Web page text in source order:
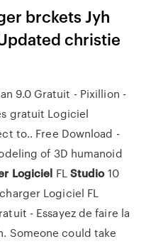
brckets Jyh
christie
9.0 Gratuit - Pixillion -
gratuit Logiciel
to.. Free Download -
of 3D humanoid
Logiciel FLStudio10
Logiciel FL
- Essayez de faire la
Someone could take